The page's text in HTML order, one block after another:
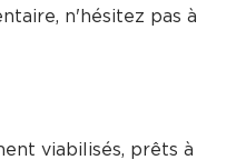
n'hésitez pas à
viabilisés, prêts à